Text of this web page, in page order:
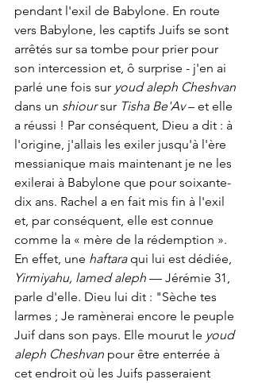
pendant l'exil de Babylone. En route
vers Babylone, les captifs Juifs se sont
arrêtés sur sa tombe pour prier pour
son intercession et, ô surprise - j'en ai
parlé une fois sur youd aleph Cheshvan
dans un shiour sur Tisha Be'Av – et elle
a réussi ! Par conséquent, Dieu a dit : à
l'origine, j'allais les exiler jusqu'à l'ère
messianique mais maintenant je ne les
exilerai à Babylone que pour soixante-
dix ans. Rachel a en fait mis fin à l'exil
et, par conséquent, elle est connue
comme la « mère de la rédemption ».
En effet, une haftara qui lui est dédiée,
Yirmiyahu, lamed aleph — Jérémie 31,
parle d'elle. Dieu lui dit : "Sèche tes
larmes ; Je ramènerai encore le peuple
Juif dans son pays. Elle mourut le youd
aleph Cheshvan pour être enterrée à
cet endroit où les Juifs passeraient